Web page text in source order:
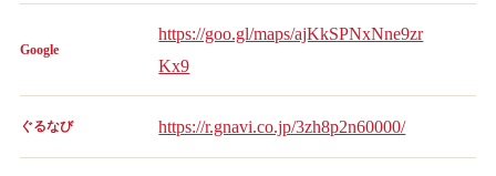
Google
https://goo.gl/maps/ajKkSPNxNne9zr
Kx9
ぐるなび https://r.gnavi.co.jp/3zh8p2n60000/